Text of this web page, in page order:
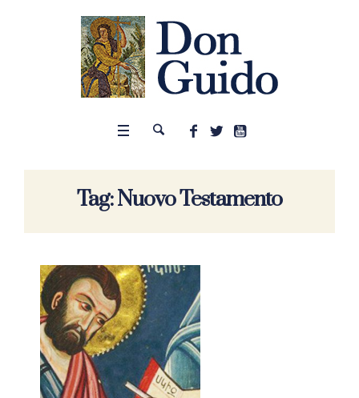
Tag:Nuovo Testamento